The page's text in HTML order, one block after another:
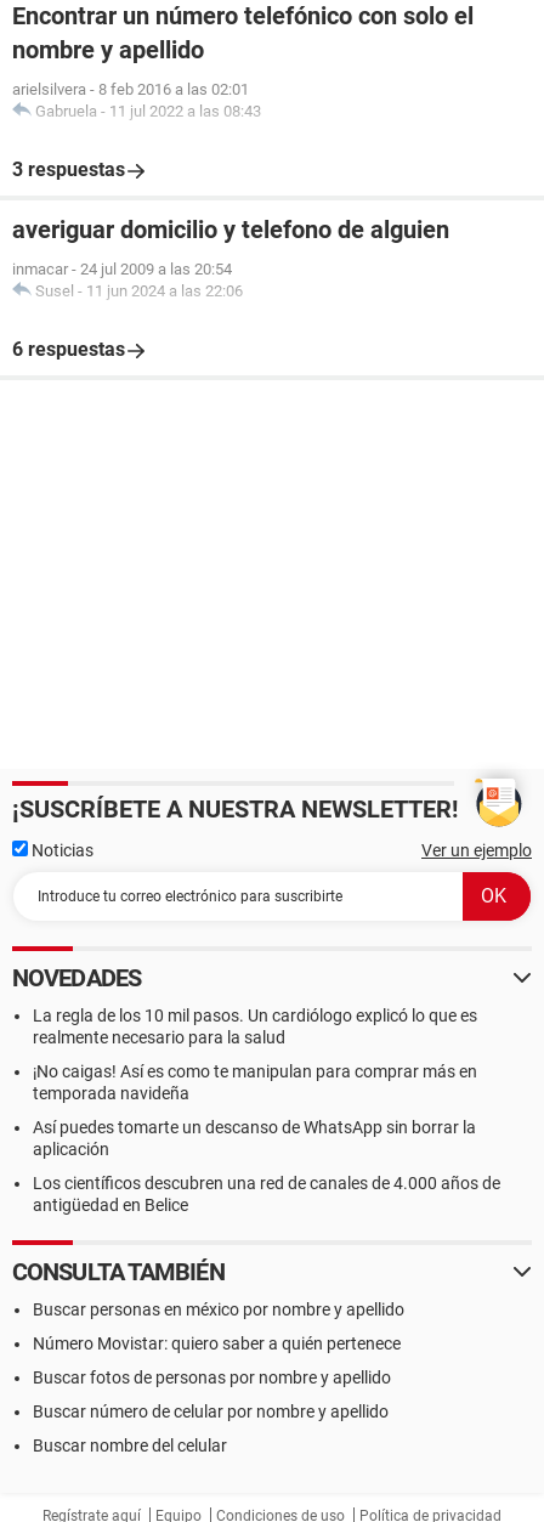
Encontrar un número telefónico con solo el
nombre y apellido
arielsilvera - 8 feb 2016 a las 02:01
Gabruela - 11 jul 2022 a las 08:43
3 respuestas
averiguar domicilio y telefono de alguien
inmacar - 24 jul 2009 a las 20:54
Susel - 11 jun 2024 a las 22:06
6 respuestas
¡SUSCRÍBETE A NUESTRA NEWSLETTER!
Noticias Ver un ejemplo
NOVEDADES
La regla de los 10 mil pasos. Un cardiólogo explicó lo que es
realmente necesario para la salud
¡No caigas! Así es como te manipulan para comprar más en
temporada navideña
Así puedes tomarte un descanso de WhatsApp sin borrar la
aplicación
Los científicos descubren una red de canales de 4.000 años de
antigüedad en Belice
CONSULTA TAMBIÉN
Buscar personas en méxico por nombre y apellido
Número Movistar: quiero saber a quién pertenece
Buscar fotos de personas por nombre y apellido
Buscar número de celular por nombre y apellido
Buscar nombre del celular
Regístrate aquí Equipo Condiciones de uso Política de privacidad